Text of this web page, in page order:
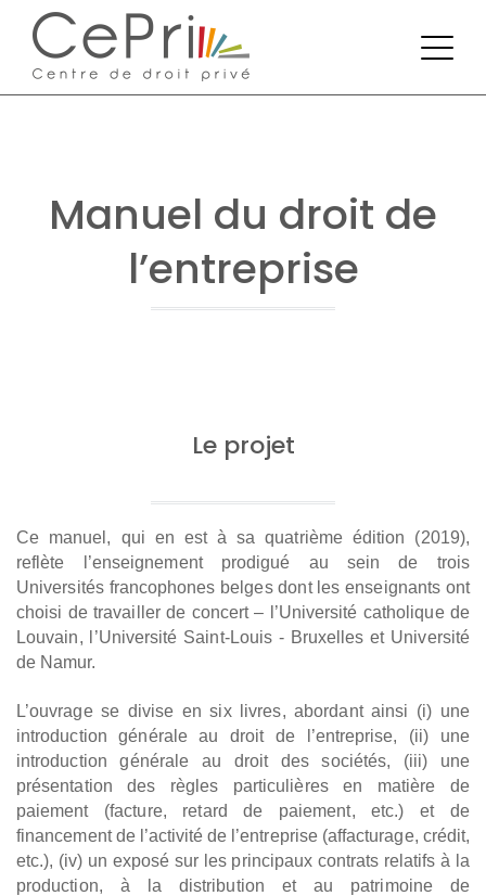
Manuel du droit de
l’entreprise
Le projet
Ce manuel, qui en est à sa quatrième édition (2019),
reflète l’enseignement prodigué au sein de trois
Universités francophones belges dont les enseignants ont
choisi de travailler de concert – l’Université catholique de
Louvain, l’Université Saint-Louis - Bruxelles et Université
de Namur.
L’ouvrage se divise en six livres, abordant ainsi (i) une
introduction générale au droit de l’entreprise, (ii) une
introduction générale au droit des sociétés, (iii) une
présentation des règles particulières en matière de
paiement (facture, retard de paiement, etc.) et de
financement de l’activité de l’entreprise (affacturage, crédit,
etc.), (iv) un exposé sur les principaux contrats relatifs à la
production, à la distribution et au patrimoine de